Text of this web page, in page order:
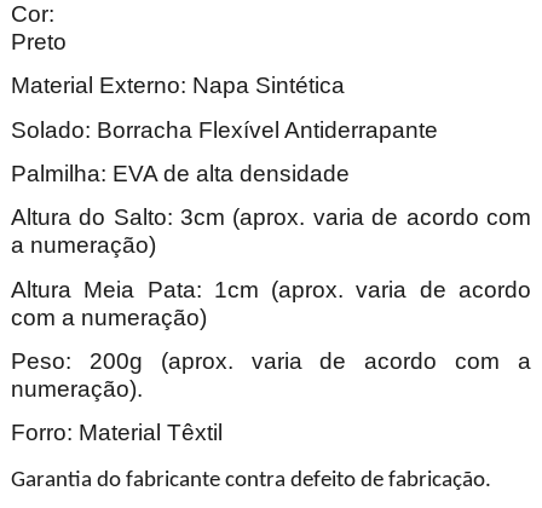
Cor:
Material Externo: Napa Sintética
Solado: Borracha Flexível Antiderrapante
Palmilha: EVA de alta densidade
Altura do Salto: 3cm (aprox. varia de acordo com
a numeração)
Altura Meia Pata: 1cm (aprox. varia de acordo
com a numeração)
Peso: 200g (aprox. varia de acordo com a
numeração).
Forro: Material Têxtil
Garantia do fabricante contra defeito de fabricação.